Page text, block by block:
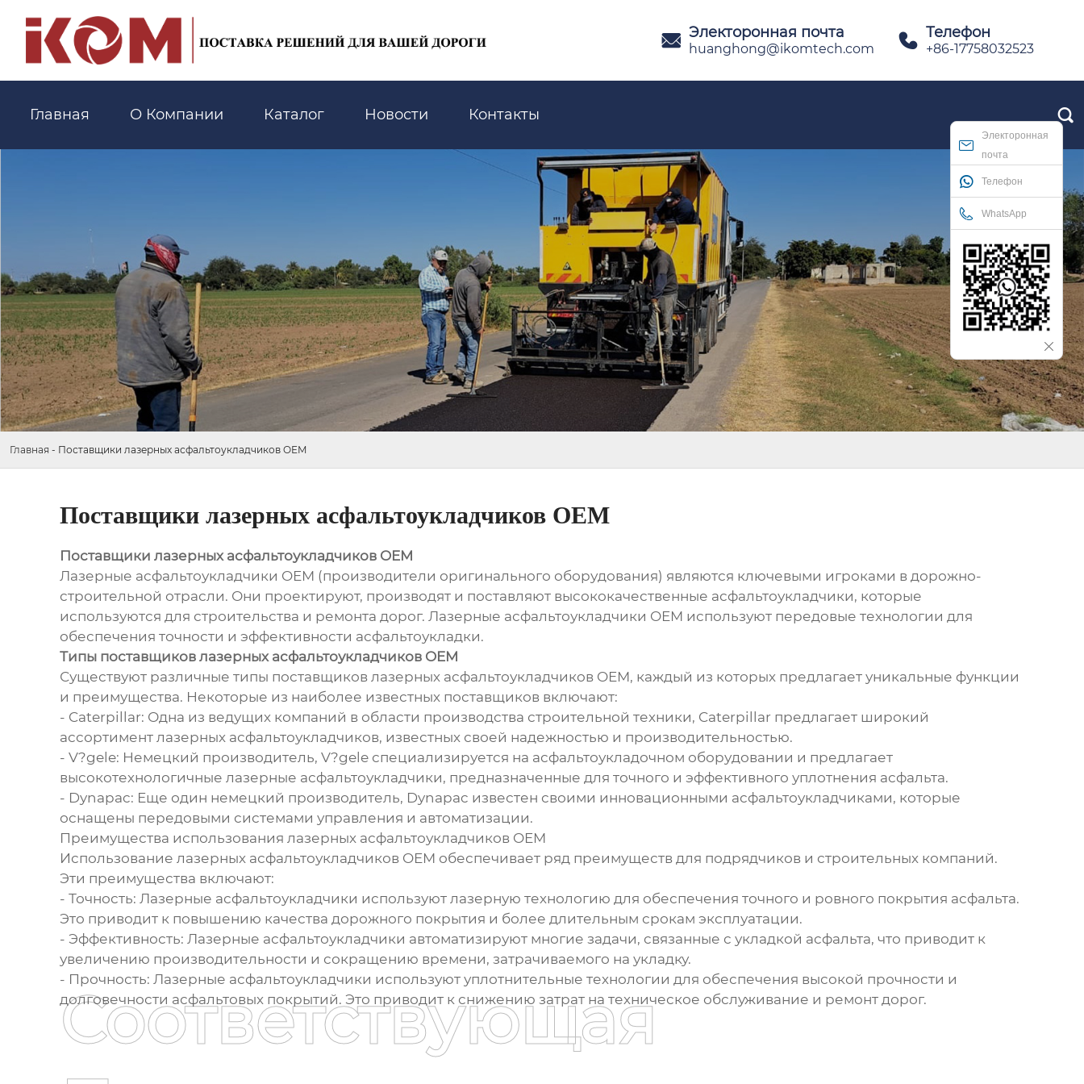
 Электоронная почта
huanghong@ikomtech.com  Телефон
+86-17758032523
Главная О Компании Каталог Новости Контакты 
Электоронная
почта
Телефон
WhatsApp
Главная - Поставщики лазерных асфальтоукладчиков OEM
Поставщики лазерных асфальтоукладчиков OEM
Поставщики лазерных асфальтоукладчиков OEM
Лазерные асфальтоукладчики OEM (производители оригинального оборудования) являются ключевыми игроками в дорожно-
строительной отрасли. Они проектируют, производят и поставляют высококачественные асфальтоукладчики, которые
используются для строительства и ремонта дорог. Лазерные асфальтоукладчики OEM используют передовые технологии для
обеспечения точности и эффективности асфальтоукладки.
Типы поставщиков лазерных асфальтоукладчиков OEM
Существуют различные типы поставщиков лазерных асфальтоукладчиков OEM, каждый из которых предлагает уникальные функции
и преимущества. Некоторые из наиболее известных поставщиков включают:
- Caterpillar: Одна из ведущих компаний в области производства строительной техники, Caterpillar предлагает широкий
ассортимент лазерных асфальтоукладчиков, известных своей надежностью и производительностью.
- V?gele: Немецкий производитель, V?gele специализируется на асфальтоукладочном оборудовании и предлагает
высокотехнологичные лазерные асфальтоукладчики, предназначенные для точного и эффективного уплотнения асфальта.
- Dynapac: Еще один немецкий производитель, Dynapac известен своими инновационными асфальтоукладчиками, которые
оснащены передовыми системами управления и автоматизации.
Преимущества использования лазерных асфальтоукладчиков OEM
Использование лазерных асфальтоукладчиков OEM обеспечивает ряд преимуществ для подрядчиков и строительных компаний.
Эти преимущества включают:
- Точность: Лазерные асфальтоукладчики используют лазерную технологию для обеспечения точного и ровного покрытия асфальта.
Это приводит к повышению качества дорожного покрытия и более длительным срокам эксплуатации.
- Эффективность: Лазерные асфальтоукладчики автоматизируют многие задачи, связанные с укладкой асфальта, что приводит к
увеличению производительности и сокращению времени, затрачиваемого на укладку.
- Прочность: Лазерные асфальтоукладчики используют уплотнительные технологии для обеспечения высокой прочности и
долговечности асфальтовых покрытий. Это приводит к снижению затрат на техническое обслуживание и ремонт дорог.
Соответствующая